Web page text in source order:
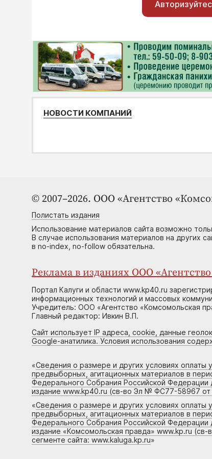
НОВОСТИ КОМПАНИЙ
© 2007–2026. ООО «Агентство
Полистать издания
Использование материалов сайта возможно
В случае использования материалов на других
в no-index, no-follow обязательна.
Реклама в изданиях ООО
Портал Калуги и области www.kp40.ru
информационных технологий и массовых
Учредитель: ООО «Агентство «Комсомольская
Главный редактор: Ивкин В.П.
Сайт использует IP адреса, cookie, данные
Google-анатилика. Условия использования
«Сведения о размере и других условиях
предвыборных, агитационных материалов в
Федерального Собрания Российской Федерации
издание www.kp40.ru (св-во Эл № ФС77-58967 от
«Сведения о размере и других условиях
предвыборных, агитационных материалов в
Федерального Собрания Российской Федерации
издание «Комсомольская правда» www.kp.ru
сегменте сайта: www.kaluga.kp.ru»